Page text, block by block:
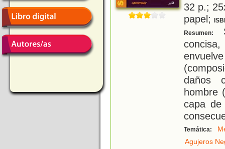
32 p.;
papel;
Resumen:
daños
hombre
capa de
Temática:
Agujeros